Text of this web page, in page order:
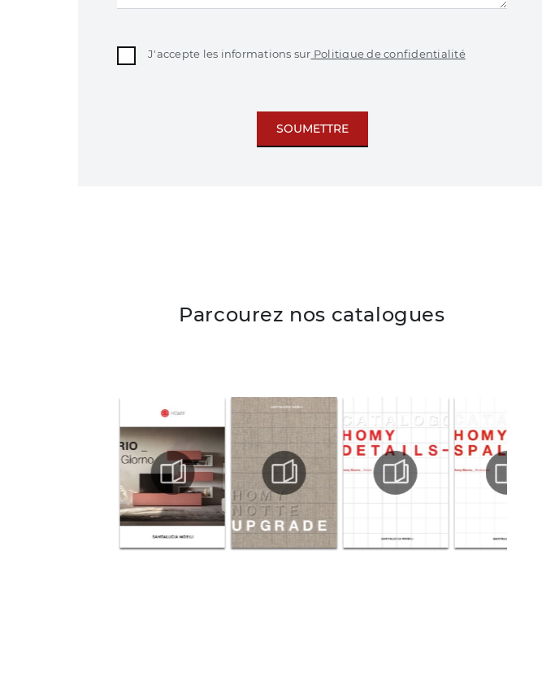
J'accepte les informations sur Politique de confidentialité
SOUMETTRE
Parcourez nos catalogues